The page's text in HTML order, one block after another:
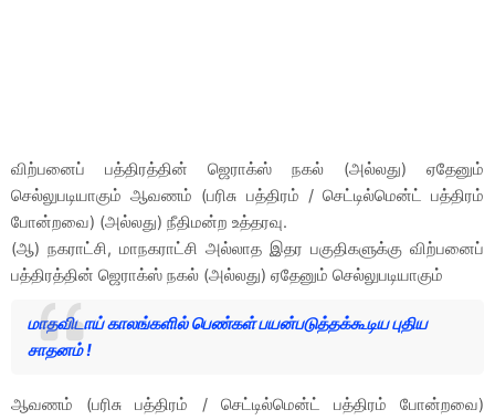
விற்பனைப் பத்திரத்தின் ஜெராக்ஸ் நகல் (அல்லது) ஏதேனும்
செல்லுபடியாகும் ஆவணம் (பரிசு பத்திரம் / செட்டில்மென்ட் பத்திரம்
போன்றவை) (அல்லது) நீதிமன்ற உத்தரவு.
(ஆ) நகராட்சி, மாநகராட்சி அல்லாத இதர பகுதிகளுக்கு விற்பனைப்
பத்திரத்தின் ஜெராக்ஸ் நகல் (அல்லது) ஏதேனும் செல்லுபடியாகும்
மாதவிடாய் காலங்களில் பெண்கள் பயன்படுத்தக்கூடிய புதிய
சாதனம் !
ஆவணம் (பரிசு பத்திரம் / செட்டில்மென்ட் பத்திரம் போன்றவை)